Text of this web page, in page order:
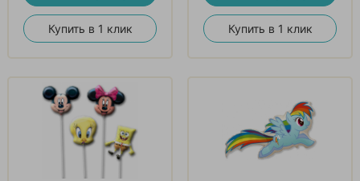
Купить в 1 клик Купить в 1 клик